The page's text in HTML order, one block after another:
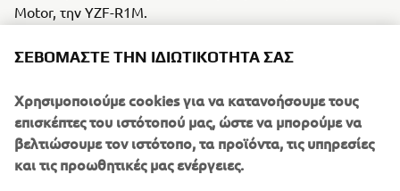
Motor, την YZF-R1M.
Το 2001, το αρχικό Yamaha TMAX πρωτοπόρησε με το
προσφέρει τον απόλυτο συνδυασμό εξισορροπώντας
ανάμεσα σε αυτά τα δύο στυλ: με τη δυναμική του
επιτάχυνση σε συνδυασμό με τον ευέλικτο χειρισμό και
το εξαιρετικό φρενάρισμα, αυτό το κορυφαίο maxi
scooter προσφέρει επίπεδα επιδόσεων που συναντάμε σε
ΣΕΒΌΜΑΣΤΕ ΤΗΝ ΙΔΙΩΤΙΚΌΤΗΤΆ ΣΑΣ
Χρησιμοποιούμε cookies για να κατανοήσουμε τους
επισκέπτες του ιστότοπού μας, ώστε να μπορούμε να
βελτιώσουμε τον ιστότοπο, τα προϊόντα, τις υπηρεσίες
και τις προωθητικές μας ενέργειες.